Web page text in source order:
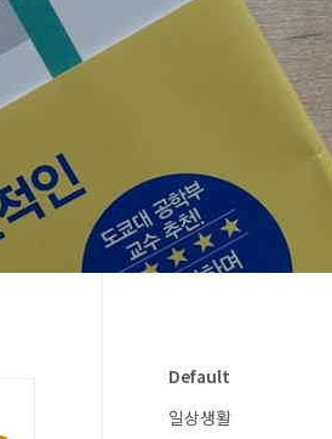
Default
일상생활